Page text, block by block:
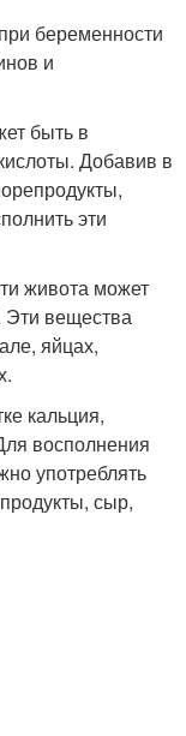
беременности
и
быть в
Добавив в
эти
живота может
Эти вещества
яйцах,
кальция,
восполнения
употреблять
сыр,